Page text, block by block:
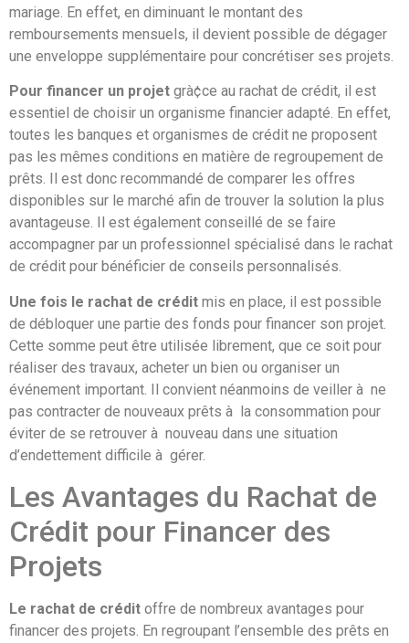
mariage. En effet, en diminuant le montant des
remboursements mensuels, il devient possible de dégager
une enveloppe supplémentaire pour concrétiser ses projets.
Pour financer un projet grà¢ce au rachat de crédit, il est
essentiel de choisir un organisme financier adapté. En effet,
toutes les banques et organismes de crédit ne proposent
pas les mêmes conditions en matière de regroupement de
prêts. Il est donc recommandé de comparer les offres
disponibles sur le marché afin de trouver la solution la plus
avantageuse. Il est également conseillé de se faire
accompagner par un professionnel spécialisé dans le rachat
de crédit pour bénéficier de conseils personnalisés.
Une fois le rachat de crédit mis en place, il est possible
de débloquer une partie des fonds pour financer son projet.
Cette somme peut être utilisée librement, que ce soit pour
réaliser des travaux, acheter un bien ou organiser un
événement important. Il convient néanmoins de veiller à ne
pas contracter de nouveaux prêts à la consommation pour
éviter de se retrouver à nouveau dans une situation
d’endettement difficile à gérer.
Les Avantages du Rachat de
Crédit pour Financer des
Projets
Le rachat de crédit offre de nombreux avantages pour
financer des projets. En regroupant l’ensemble des prêts en